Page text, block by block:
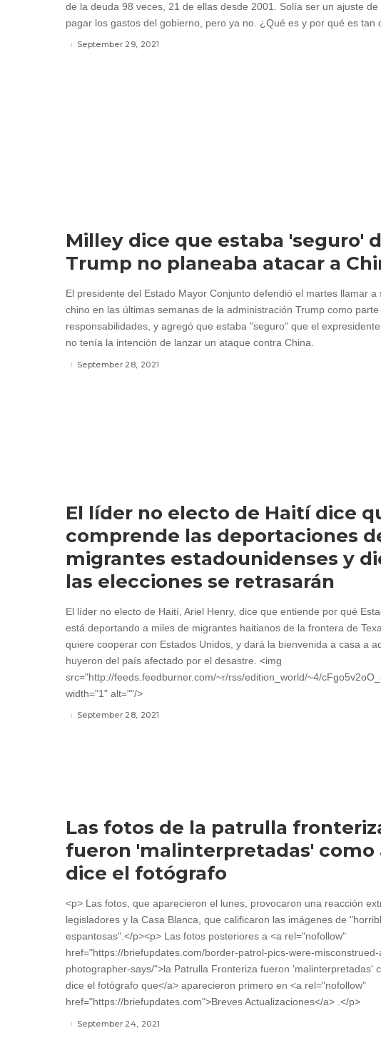
de la deuda 98 veces, 21 de ellas desde 2001. Solía ser un ajuste de
pagar los gastos del gobierno, pero ya no. ¿Qué es y por qué es tan
September 29, 2021
Milley dice que estaba 'seguro'
Trump no planeaba atacar a
El presidente del Estado Mayor Conjunto defendió el martes llamar a
chino en las últimas semanas de la administración Trump como
responsabilidades, y agregó que estaba "seguro" que el
no tenía la intención de lanzar un ataque contra China.
September 28, 2021
El líder no electo de Haití dice
comprende las deportaciones
migrantes estadounidenses y
las elecciones se retrasarán
El líder no electo de Haití, Ariel Henry, dice que entiende por qué
está deportando a miles de migrantes haitianos de la frontera de
quiere cooperar con Estados Unidos, y dará la bienvenida a casa a
huyeron del país afectado por el desastre. <img
src="http://feeds.feedburner.com/~r/rss/edition_world/~4/
width="1" alt=""/>
September 28, 2021
Las fotos de la patrulla
fueron 'malinterpretadas' como
dice el fotógrafo
<p> Las fotos, que aparecieron el lunes, provocaron una reacción
legisladores y la Casa Blanca, que calificaron las imágenes de
espantosas".</p><p> Las fotos posteriores a <a rel="nofollow"
href="https://briefupdates.com/border-patrol-pics-were-
photographer-says/">la Patrulla Fronteriza fueron 'malinterpretadas'
dice el fotógrafo que</a> aparecieron primero en <a rel="nofollow"
href="https://briefupdates.com">Breves Actualizaciones</a> .</p>
September 24, 2021